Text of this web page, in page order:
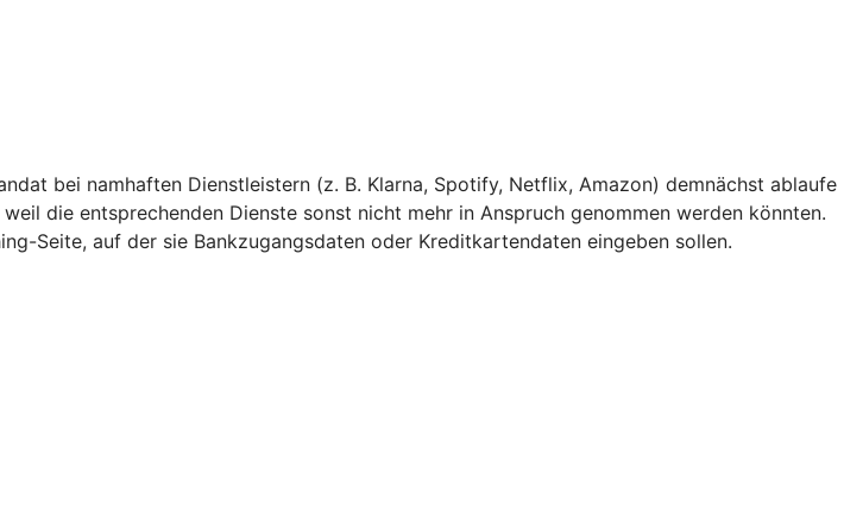
bei namhaften Dienstleistern (z. B. Klarna, Spotify, Netflix, Amazon) demnächst ablaufe
die entsprechenden Dienste sonst nicht mehr in Anspruch genommen werden könnten.
Seite, auf der sie Bankzugangsdaten oder Kreditkartendaten eingeben sollen.